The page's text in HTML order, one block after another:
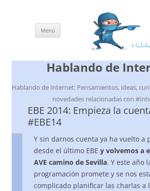
Hablando de
Hablando de Internet: Pensamientos, ideas,
novedades relacionadas con
Menú
EBE 2014: Empieza la
#EBE14
Y sin darnos cuenta ya ha vuelto a
desde el último EBE y volvemos a
AVE camino de Sevilla. Y este año
programación promete y se nos
complicado planificar las charlas a